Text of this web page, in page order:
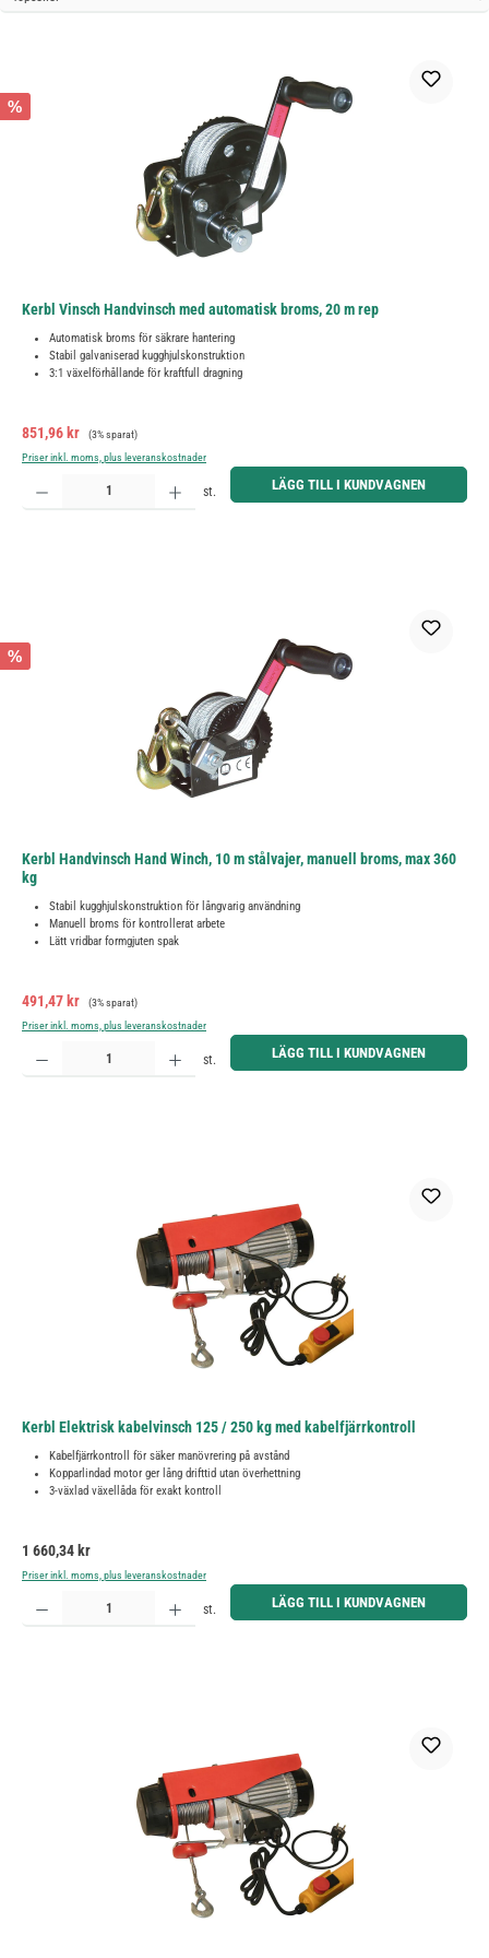
%
Kerbl Vinsch Handvinsch med automatisk broms, 20 m rep
Automatisk broms för säkrare hantering
Stabil galvaniserad kugghjulskonstruktion
3:1 växelförhållande för kraftfull dragning
Försäljningspris:
851,96 kr Ordinarie pris:
(3% sparat)
Priser inkl. moms, plus leveranskostnader
Produktkvantitet: Ange önskat belopp eller använd knapparna för att öka eller minska kvantiteten.
st. LÄGG TILL I KUNDVAGNEN
%
Kerbl Handvinsch Hand Winch, 10 m stålvajer, manuell broms, max 360
kg
Stabil kugghjulskonstruktion för långvarig användning
Manuell broms för kontrollerat arbete
Lätt vridbar formgjuten spak
Försäljningspris:
491,47 kr Ordinarie pris:
(3% sparat)
Priser inkl. moms, plus leveranskostnader
Produktkvantitet: Ange önskat belopp eller använd knapparna för att öka eller minska kvantiteten.
st. LÄGG TILL I KUNDVAGNEN
Kerbl Elektrisk kabelvinsch 125 / 250 kg med kabelfjärrkontroll
Kabelfjärrkontroll för säker manövrering på avstånd
Kopparlindad motor ger lång drifttid utan överhettning
3-växlad växellåda för exakt kontroll
Ordinarie pris:
1 660,34 kr
Priser inkl. moms, plus leveranskostnader
Produktkvantitet: Ange önskat belopp eller använd knapparna för att öka eller minska kvantiteten.
st. LÄGG TILL I KUNDVAGNEN